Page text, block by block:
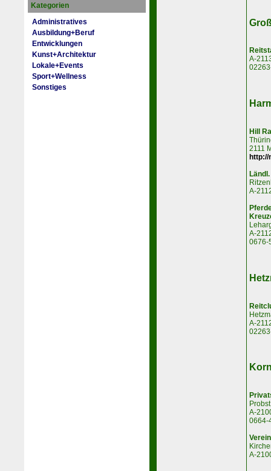
Kategorien
Administratives
Ausbildung+Beruf
Entwicklungen
Kunst+Architektur
Lokale+Events
Sport+Wellness
Sonstiges
A-
Hill
2111
A-
A-
0676-
A-
A-
0664-
A-